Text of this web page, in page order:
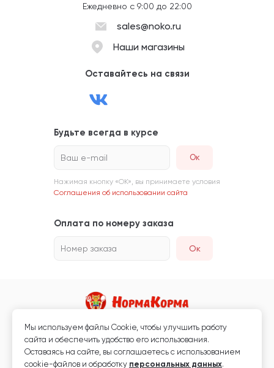
Ежедневно с 9:00 до 22:00
sales@noko.ru
Наши магазины
Оставайтесь на связи
Будьте всегда в курсе
Ваш e-mail
Нажимая кнопку «ОК», вы принимаете условия
Соглашения об использовании сайта
Оплата по номеру заказа
Номер заказа Ок
Магазин кормов для животных и ветаптека
Любая информация, размещённая на сайте, не является публичной
офертой.
Мы используем файлы Сookie, чтобы улучшить работу
сайта и обеспечить удобство его использования.
Оставаясь на сайте, вы соглашаетесь с использованием
cookie-файлов и обработку персональных данных.